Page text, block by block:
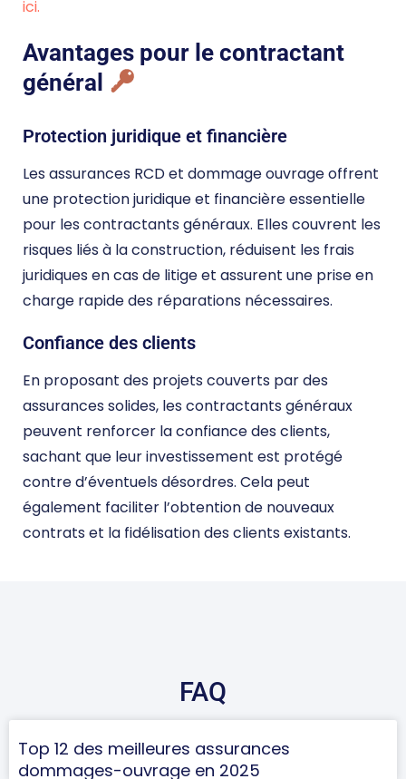
ici.
Avantages pour le contractant
général
Protection juridique et financière
Les assurances RCD et dommage ouvrage offrent
une protection juridique et financière essentielle
pour les contractants généraux. Elles couvrent les
risques liés à la construction, réduisent les frais
juridiques en cas de litige et assurent une prise en
charge rapide des réparations nécessaires.
Confiance des clients
En proposant des projets couverts par des
assurances solides, les contractants généraux
peuvent renforcer la confiance des clients,
sachant que leur investissement est protégé
contre d’éventuels désordres. Cela peut
également faciliter l’obtention de nouveaux
contrats et la fidélisation des clients existants.
FAQ
Top 12 des meilleures assurances
dommages-ouvrage en 2025